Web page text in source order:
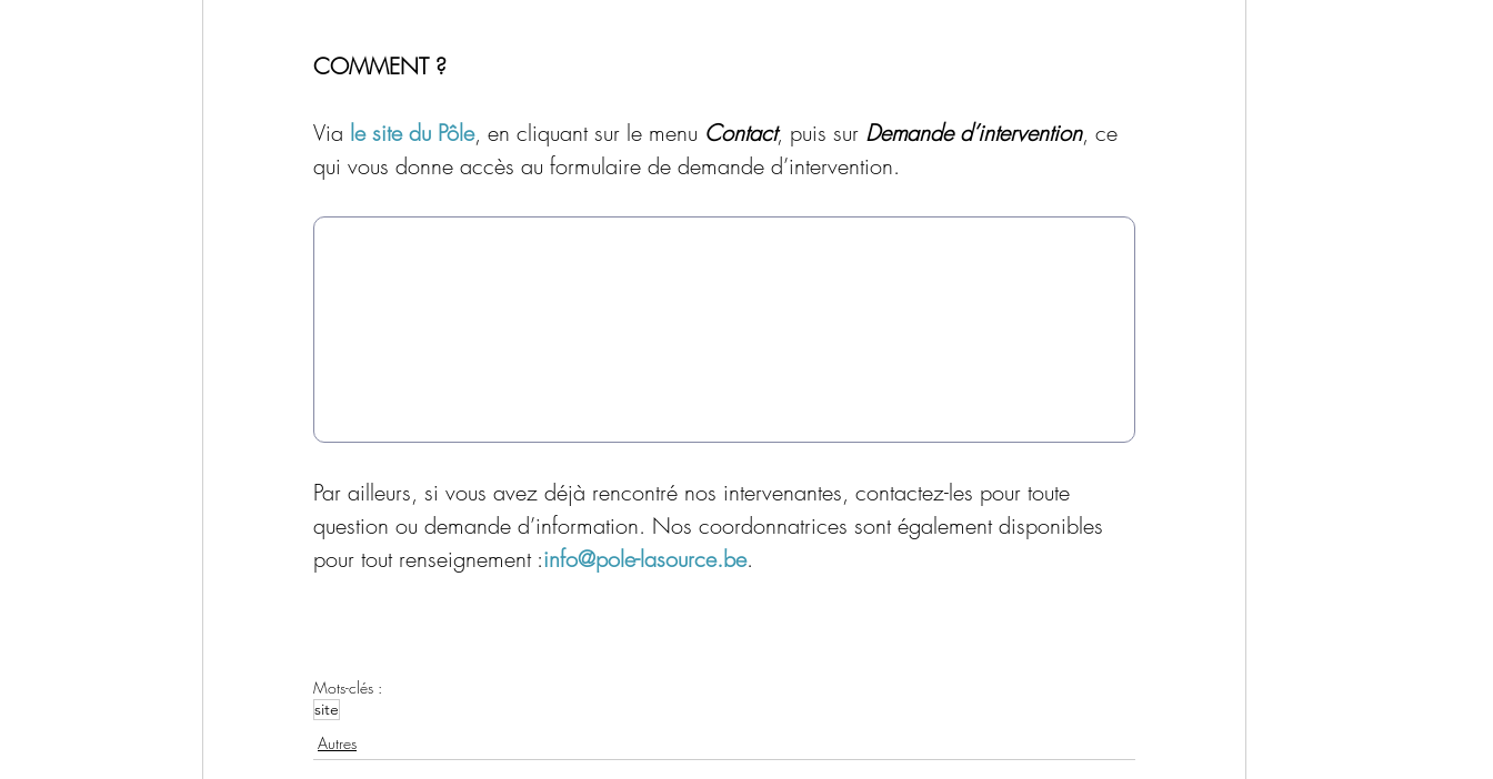
COMMENT ?
Via le site du Pôle, en cliquant sur le menu Contact, puis sur Demande d’intervention, ce
qui vous donne accès au formulaire de demande d’intervention.
Par ailleurs, si vous avez déjà rencontré nos intervenantes, contactez-les pour toute
question ou demande d’information. Nos coordonnatrices sont également disponibles
pour tout renseignement :info@pole-lasource.be.
Mots-clés :
site
Autres